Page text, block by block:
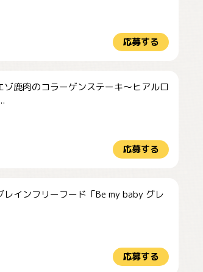
応募する
ゾ鹿肉のコラーゲンステーキ～ヒアルロ
応募する
レインフリーフード「Be my baby グレ
応募する